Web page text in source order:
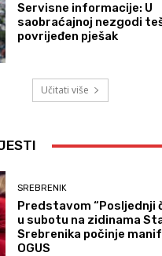
Servisne informacije: U
saobraćajnoj nezgodi
povrijeđen pješak
Učitati više
SREBRENIK
Predstavom “Posljednji
u subotu na zidinama
Srebrenika počinje
OGUS